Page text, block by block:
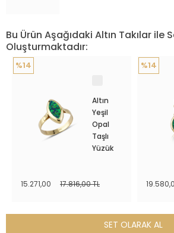
Bu Ürün Aşağıdaki Altın Takılar ile
Oluşturmaktadır:
Altın
Yeşil
Opal
Taşlı
Yüzük
15.271,00 17.816,00 TL
%14 %14
SET OLARAK AL